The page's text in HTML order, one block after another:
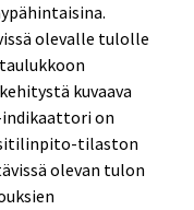
olevalle tulolle
kuvaava
on
tilaston
olevan tulon